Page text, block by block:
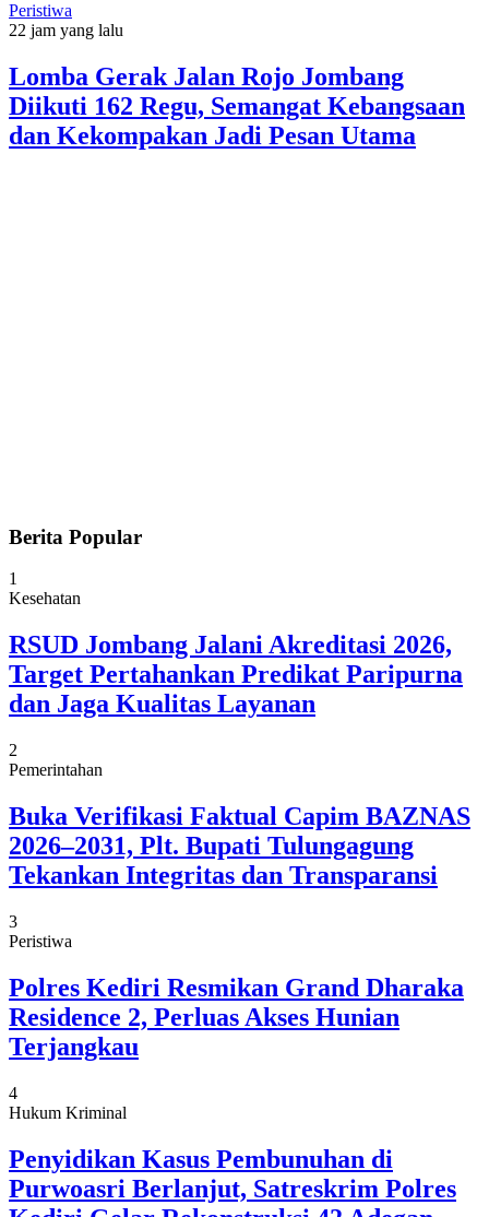
Peristiwa
22 jam yang lalu
Lomba Gerak Jalan Rojo Jombang
Diikuti 162 Regu, Semangat Kebangsaan
dan Kekompakan Jadi Pesan Utama
Berita Popular
1
Kesehatan
RSUD Jombang Jalani Akreditasi 2026,
Target Pertahankan Predikat Paripurna
dan Jaga Kualitas Layanan
2
Pemerintahan
Buka Verifikasi Faktual Capim BAZNAS
2026–2031, Plt. Bupati Tulungagung
Tekankan Integritas dan Transparansi
3
Peristiwa
Polres Kediri Resmikan Grand Dharaka
Residence 2, Perluas Akses Hunian
Terjangkau
4
Hukum Kriminal
Penyidikan Kasus Pembunuhan di
Purwoasri Berlanjut, Satreskrim Polres